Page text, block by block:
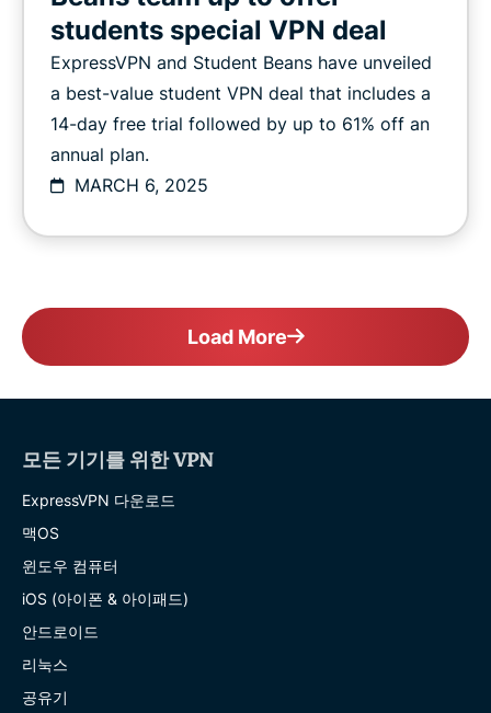
students special VPN deal
ExpressVPN and Student Beans have unveiled
a best-value student VPN deal that includes a
14-day free trial followed by up to 61% off an
annual plan.
MARCH 6, 2025
Load More
모든 기기를 위한 VPN
ExpressVPN 다운로드
맥OS
윈도우 컴퓨터
iOS (아이폰 & 아이패드)
안드로이드
리눅스
공유기